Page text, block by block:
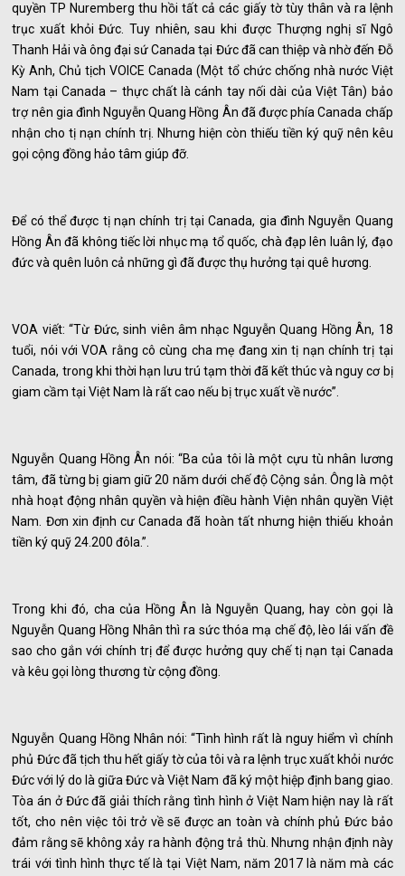
quyền TP Nuremberg thu hồi tất cả các giấy tờ tùy thân và ra lệnh
trục xuất khỏi Đức. Tuy nhiên, sau khi được Thượng nghị sĩ Ngô
Thanh Hải và ông đại sứ Canada tại Đức đã can thiệp và nhờ đến Đỗ
Kỳ Anh, Chủ tịch VOICE Canada (Một tổ chức chống nhà nước Việt
Nam tại Canada – thực chất là cánh tay nối dài của Việt Tân) bảo
trợ nên gia đình Nguyễn Quang Hồng Ân đã được phía Canada chấp
nhận cho tị nạn chính trị. Nhưng hiện còn thiếu tiền ký quỹ nên kêu
gọi cộng đồng hảo tâm giúp đỡ.
Để có thể được tị nạn chính trị tại Canada, gia đình Nguyễn Quang
Hồng Ân đã không tiếc lời nhục mạ tổ quốc, chà đạp lên luân lý, đạo
đức và quên luôn cả những gì đã được thụ hưởng tại quê hương.
VOA viết: “Từ Đức, sinh viên âm nhạc Nguyễn Quang Hồng Ân, 18
tuổi, nói với VOA rằng cô cùng cha mẹ đang xin tị nạn chính trị tại
Canada, trong khi thời hạn lưu trú tạm thời đã kết thúc và nguy cơ bị
giam cầm tại Việt Nam là rất cao nếu bị trục xuất về nước”.
Nguyễn Quang Hồng Ân nói: “Ba của tôi là một cựu tù nhân lương
tâm, đã từng bị giam giữ 20 năm dưới chế độ Cộng sản. Ông là một
nhà hoạt động nhân quyền và hiện điều hành Viện nhân quyền Việt
Nam. Đơn xin định cư Canada đã hoàn tất nhưng hiện thiếu khoản
tiền ký quỹ 24.200 đôla.”.
Trong khi đó, cha của Hồng Ân là Nguyễn Quang, hay còn gọi là
Nguyễn Quang Hồng Nhân thì ra sức thóa mạ chế độ, lèo lái vấn đề
sao cho gắn với chính trị để được hưởng quy chế tị nạn tại Canada
và kêu gọi lòng thương từ cộng đồng.
Nguyễn Quang Hồng Nhân nói: “Tình hình rất là nguy hiểm vì chính
phủ Đức đã tịch thu hết giấy tờ của tôi và ra lệnh trục xuất khỏi nước
Đức với lý do là giữa Đức và Việt Nam đã ký một hiệp định bang giao.
Tòa án ở Đức đã giải thích rằng tình hình ở Việt Nam hiện nay là rất
tốt, cho nên việc tôi trở về sẽ được an toàn và chính phủ Đức bảo
đảm rằng sẽ không xảy ra hành động trả thù. Nhưng nhận định này
trái với tình hình thực tế là tại Việt Nam, năm 2017 là năm mà các